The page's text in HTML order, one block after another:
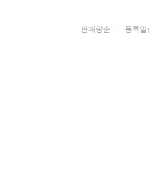
판매량순 등록일